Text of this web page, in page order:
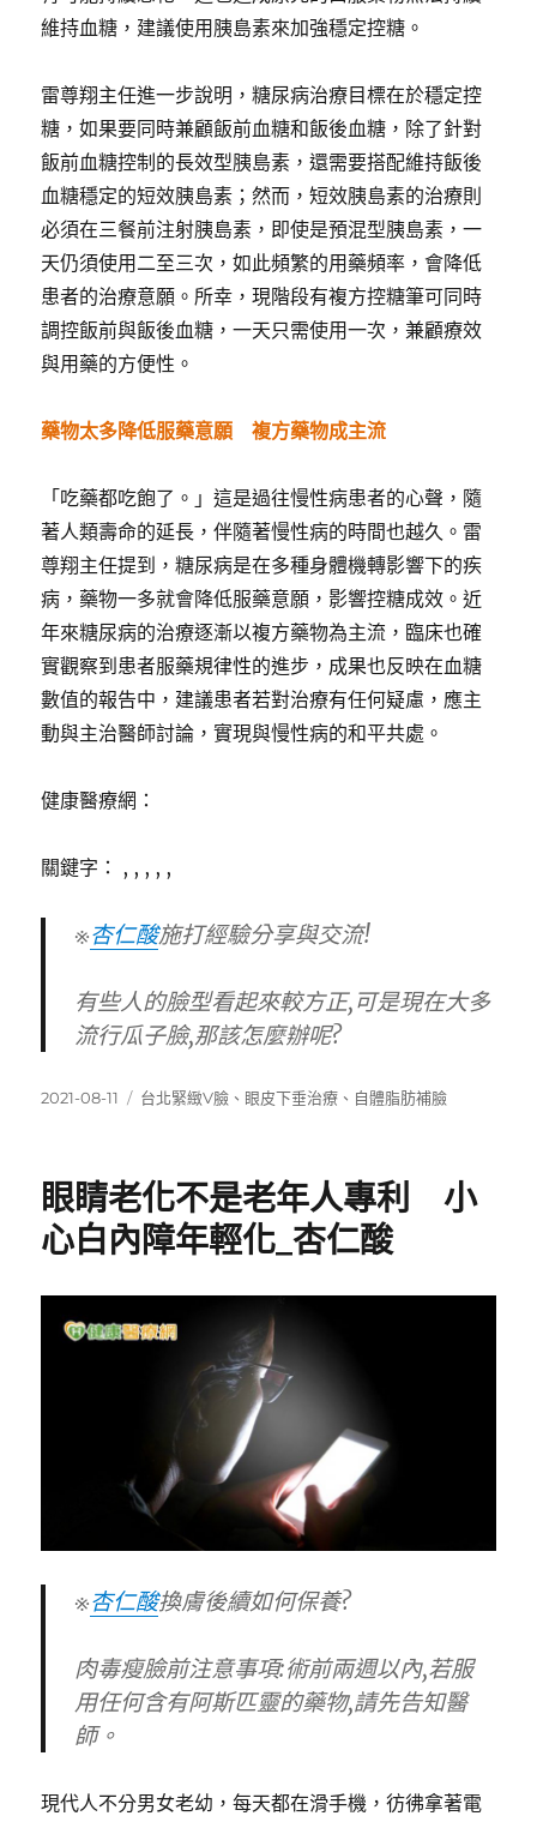
維持血糖，建議使用胰島素來加強穩定控糖。
雷尊翔主任進一步說明，糖尿病治療目標在於穩定控
糖，如果要同時兼顧飯前血糖和飯後血糖，除了針對
飯前血糖控制的長效型胰島素，還需要搭配維持飯後
血糖穩定的短效胰島素；然而，短效胰島素的治療則
必須在三餐前注射胰島素，即使是預混型胰島素，一
天仍須使用二至三次，如此頻繁的用藥頻率，會降低
患者的治療意願。所幸，現階段有複方控糖筆可同時
調控飯前與飯後血糖，一天只需使用一次，兼顧療效
與用藥的方便性。
藥物太多降低服藥意願 複方藥物成主流
「吃藥都吃飽了。」這是過往慢性病患者的心聲，隨
著人類壽命的延長，伴隨著慢性病的時間也越久。雷
尊翔主任提到，糖尿病是在多種身體機轉影響下的疾
病，藥物一多就會降低服藥意願，影響控糖成效。近
年來糖尿病的治療逐漸以複方藥物為主流，臨床也確
實觀察到患者服藥規律性的進步，成果也反映在血糖
數值的報告中，建議患者若對治療有任何疑慮，應主
動與主治醫師討論，實現與慢性病的和平共處。
健康醫療網：
關鍵字： , , , , ,
※杏仁酸施打經驗分享與交流!
有些人的臉型看起來較方正,可是現在大多
流行瓜子臉,那該怎麼辦呢?
發
2021-08-11
標
台北緊緻V臉 、 眼皮下垂治療 、 自體脂肪補臉
眼睛老化不是老年人專利 小
心白內障年輕化_杏仁酸
※杏仁酸換膚後續如何保養?
肉毒瘦臉前注意事項:術前兩週以內,若服
用任何含有阿斯匹靈的藥物,請先告知醫
師。
現代人不分男女老幼，每天都在滑手機，彷彿拿著電